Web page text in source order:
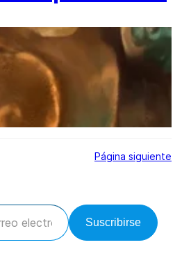
Página siguiente
Suscribirse